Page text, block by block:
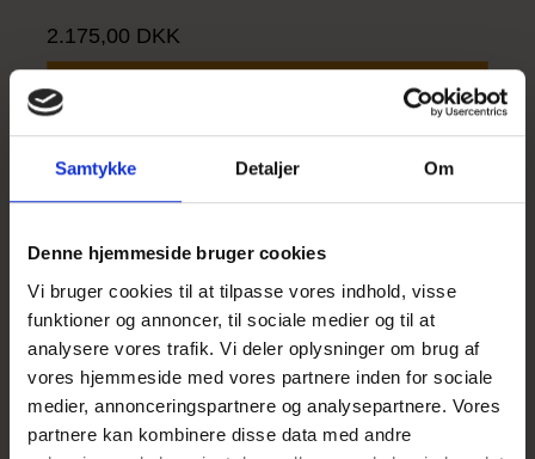
Samtykke Detaljer Om
Denne hjemmeside bruger cookies
Vi bruger cookies til at tilpasse vores indhold, visse
funktioner og annoncer, til sociale medier og til at
analysere vores trafik. Vi deler oplysninger om brug af
vores hjemmeside med vores partnere inden for sociale
medier, annonceringspartnere og analysepartnere. Vores
partnere kan kombinere disse data med andre
2.175,00 DKK